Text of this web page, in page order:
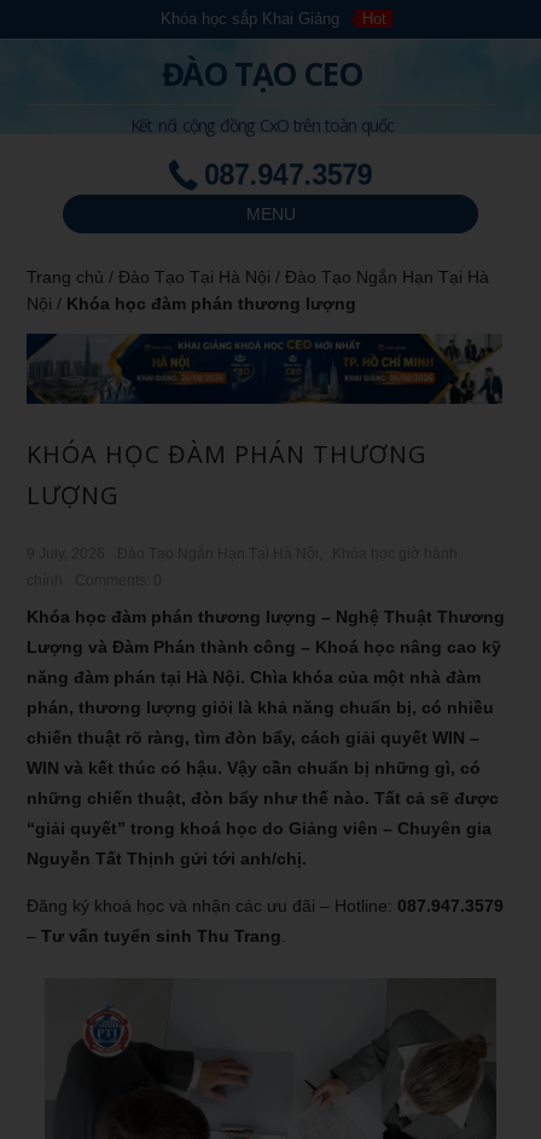
Khóa học sắp Khai Giảng Hot
ĐÀO TẠO CEO
Kết nối cộng đồng CxO trên toàn quốc
087.947.3579
MENU
Trang chủ /Đào Tạo Tại Hà Nội /Đào Tạo Ngắn Hạn Tại Hà
Nội / Khóa học đàm phán thương lượng
KHÓA HỌC ĐÀM PHÁN THƯƠNG
LƯỢNG
Khóa học đàm phán thương lượng – Nghệ Thuật Thương
Lượng và Đàm Phán thành công – Khoá học nâng cao kỹ
năng đàm phán tại Hà Nội. Chìa khóa của một nhà đàm
phán, thương lượng giỏi là khả năng chuẩn bị, có nhiều
chiến thuật rõ ràng, tìm đòn bẩy, cách giải quyết WIN –
WIN và kết thúc có hậu. Vậy cần chuẩn bị những gì, có
những chiến thuật, đòn bẩy như thế nào. Tất cả sẽ được
“giải quyết” trong khoá học do Giảng viên – Chuyên gia
Nguyễn Tất Thịnh gửi tới anh/chị.
Đăng ký khoá học và nhận các ưu đãi – Hotline: 087.947.3579
–Tư vấn tuyển sinh Thu Trang.